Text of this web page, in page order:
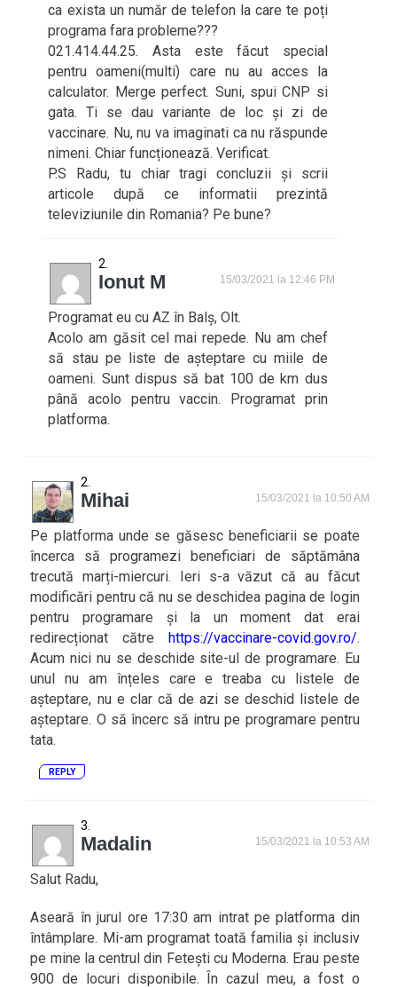
ca exista un număr de telefon la care te poți
programa fara probleme???
021.414.44.25. Asta este făcut special
pentru oameni(multi) care nu au acces la
calculator. Merge perfect. Suni, spui CNP si
gata. Ti se dau variante de loc și zi de
vaccinare. Nu, nu va imaginati ca nu răspunde
nimeni. Chiar funcționează. Verificat.
P.S Radu, tu chiar tragi concluzii și scrii
articole după ce informatii prezintă
televiziunile din Romania? Pe bune?
Ionut M 15/03/2021 la 12:46 PM
Programat eu cu AZ în Balș, Olt.
Acolo am găsit cel mai repede. Nu am chef
să stau pe liste de așteptare cu miile de
oameni. Sunt dispus să bat 100 de km dus
până acolo pentru vaccin. Programat prin
platforma.
Mihai 15/03/2021 la 10:50 AM
Pe platforma unde se găsesc beneficiarii se poate
încerca să programezi beneficiari de săptămâna
trecută marți-miercuri. Ieri s-a văzut că au făcut
modificări pentru că nu se deschidea pagina de login
pentru programare și la un moment dat erai
redirecționat către https://vaccinare-covid.gov.ro/.
Acum nici nu se deschide site-ul de programare. Eu
unul nu am înțeles care e treaba cu listele de
așteptare, nu e clar că de azi se deschid listele de
așteptare. O să încerc să intru pe programare pentru
tata.
REPLY
Madalin 15/03/2021 la 10:53 AM
Salut Radu,
Aseară în jurul ore 17:30 am intrat pe platforma din
întâmplare. Mi-am programat toată familia și inclusiv
pe mine la centrul din Fetești cu Moderna. Erau peste
900 de locuri disponibile. În cazul meu, a fost o